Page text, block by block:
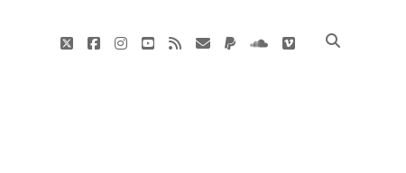
twitterfacebookinstagram
youtube
rss E-
paypalsoundcloud
vimeo